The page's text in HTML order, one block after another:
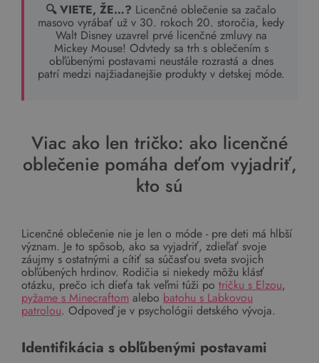
🔍 VIETE, ŽE…? Licenčné oblečenie sa začalo
masovo vyrábať už v 30. rokoch 20. storočia, kedy
Walt Disney uzavrel prvé licenčné zmluvy na
Mickey Mouse! Odvtedy sa trh s oblečením s
obľúbenými postavami neustále rozrastá a dnes
patrí medzi najžiadanejšie produkty v detskej móde.
Viac ako len tričko: ako licenčné
oblečenie pomáha deťom vyjadriť,
kto sú
Licenčné oblečenie nie je len o móde - pre deti má hlbší
význam. Je to spôsob, ako sa vyjadriť, zdieľať svoje
záujmy s ostatnými a cítiť sa súčasťou sveta svojich
obľúbených hrdinov. Rodičia si niekedy môžu klásť
otázku, prečo ich dieťa tak veľmi túži po tričku s Elzou,
pyžame s Minecraftom alebo batohu s Labkovou
patrolou. Odpoveď je v psychológii detského vývoja.
Identifikácia s obľúbenými postavami